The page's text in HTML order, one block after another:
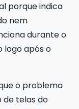
porque indica
nem
durante o
logo após o
o problema
telas do